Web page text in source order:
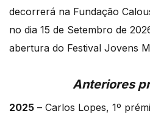
decorrerá na Fundação
no dia 15 de Setembro de
abertura do Festival Jovens
Anteriores
2025 – Carlos Lopes, 1º